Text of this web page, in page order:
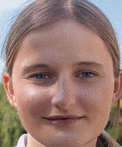
divertire i tuoi